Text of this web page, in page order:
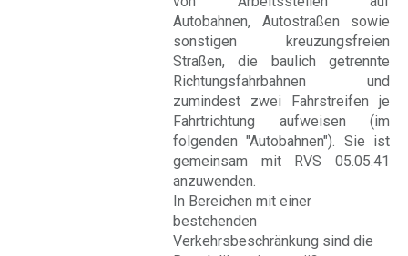
Autobahnen, Autostraßen sowie
sonstigen kreuzungsfreien
Straßen, die baulich getrennte
Richtungsfahrbahnen und
zumindest zwei Fahrstreifen je
Fahrtrichtung aufweisen (im
folgenden "Autobahnen"). Sie ist
gemeinsam mit RVS 05.05.41
anzuwenden.
In Bereichen mit einer
bestehenden
Verkehrsbeschränkung sind die